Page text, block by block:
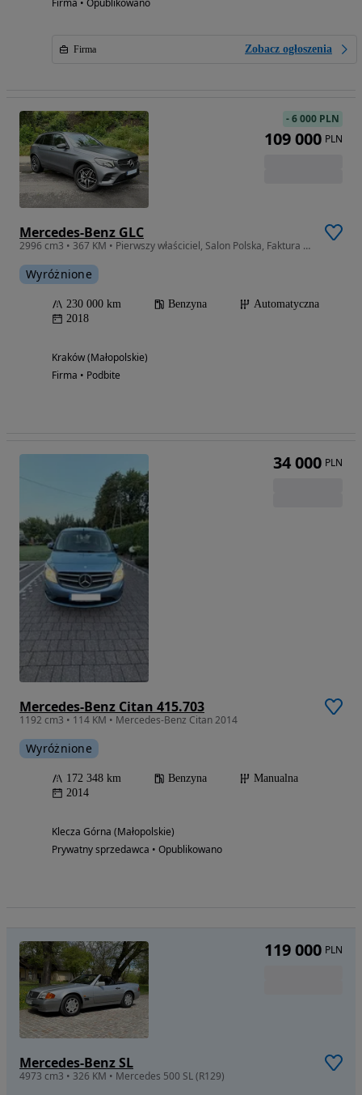
Firma • Opublikowano
Firma Zobacz ogłoszenia
Mercedes-Benz GLC
2996 cm3 • 367 KM • Pierwszy właściciel, Salon Polska, Faktura VAT 23%
Wyróżnione
230 000 km Benzyna
Automatyczna
2018
Kraków (Małopolskie)
Firma • Podbite
-6 000 PLN
109 000 PLN
Mercedes-Benz Citan 415.703
1192 cm3 • 114 KM • Mercedes-Benz Citan 2014
Wyróżnione
172 348 km Benzyna
Manualna
2014
Klecza Górna (Małopolskie)
Prywatny sprzedawca • Opublikowano
34 000 PLN
Mercedes-Benz SL
4973 cm3 • 326 KM • Mercedes 500 SL (R129)
119 000 PLN